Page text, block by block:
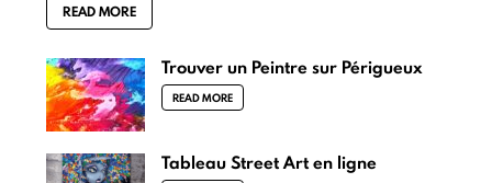
READ MORE
Trouver un Peintre sur Périgueux
READ MORE
Tableau Street Art en ligne